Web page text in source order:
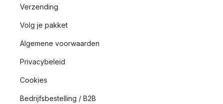
Verzending
Volg je pakket
Algemene voorwaarden
Privacybeleid
Cookies
Bedrijfsbestelling / B2B